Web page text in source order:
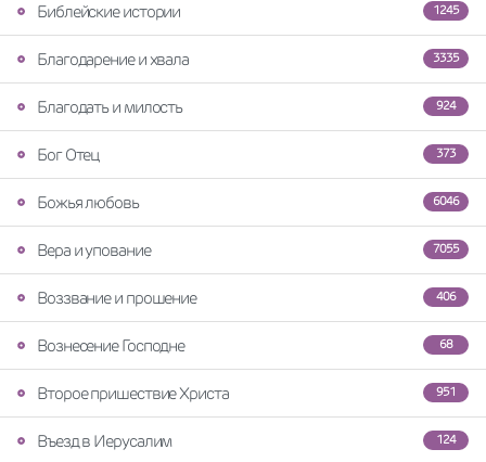
1245
Библейские истории
3335
Благодарение и хвала
924
Благодать и милость
373
Бог Отец
6046
Божья любовь
7055
Вера и упование
406
Воззвание и прошение
68
Вознесение Господне
951
Второе пришествие Христа
124
Въезд в Иерусалим